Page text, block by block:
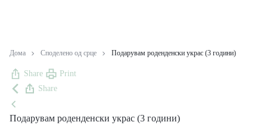
Дома Споделено од срце Подарувам роденденски украс (3 години)
Share
Print
Share
Подарувам роденденски украс (3 години)